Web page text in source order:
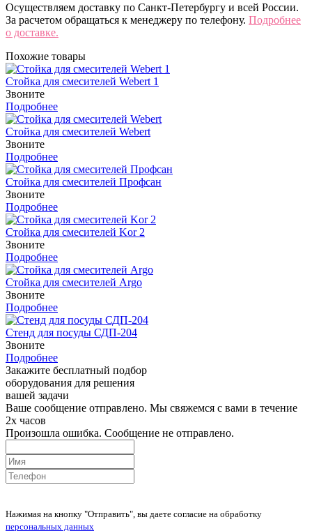
Осуществляем доставку по Санкт-Петербургу и всей России.
За расчетом обращаться к менеджеру по телефону. Подробнее
о доставке.
Похожие товары
Стойка для смесителей Webert 1
Звоните
Подробнее
Стойка для смесителей Webert
Звоните
Подробнее
Стойка для смесителей Профсан
Звоните
Подробнее
Стойка для смесителей Kor 2
Звоните
Подробнее
Стойка для смесителей Argo
Звоните
Подробнее
Стенд для посуды СДП-204
Звоните
Подробнее
Закажите бесплатный подбор
оборудования для решения
вашей задачи
Ваше сообщение отправлено. Мы свяжемся с вами в течение
2х часов
Произошла ошибка. Сообщение не отправлено.
Нажимая на кнопку "Отправить", вы даете согласие на обработку
персональных данных